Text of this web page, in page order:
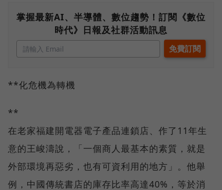
掌握最新AI、半導體、數位趨勢！訂閱《數位
時代》日報及社群活動訊息
**化危機為轉機
**
在老家福建開電器電子產品連鎖店、作了11年生
意的王峻濤說，「一個商人最基本的素質，就是
外部環境再惡劣，也有可資利用的地方」。他舉
例，中國傳統書店的庫存比率高達40%，等於消